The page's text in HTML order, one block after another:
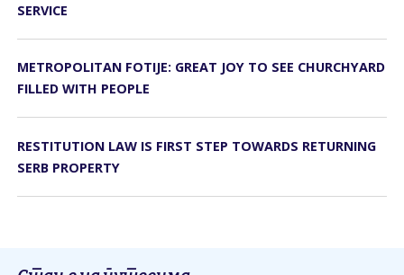
SERVICE
METROPOLITAN FOTIJE: GREAT JOY TO SEE CHURCHYARD
FILLED WITH PEOPLE
RESTITUTION LAW IS FIRST STEP TOWARDS RETURNING
SERB PROPERTY